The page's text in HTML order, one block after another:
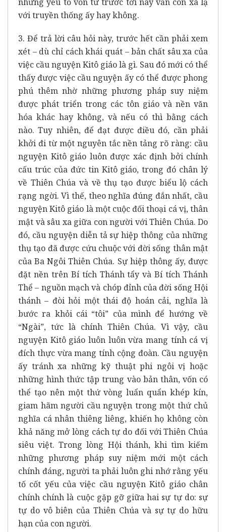
với truyền thống ấy hay không.
3. Để trả lời câu hỏi này, trước hết cần phải xem
xét – dù chỉ cách khái quát – bản chất sâu xa của
việc cầu nguyện Kitô giáo là gì. Sau đó mới có thể
thấy được việc cầu nguyện ấy có thể được phong
phú thêm nhờ những phương pháp suy niệm
được phát triển trong các tôn giáo và nền văn
hóa khác hay không, và nếu có thì bằng cách
nào. Tuy nhiên, để đạt được điều đó, cần phải
khởi đi từ một nguyên tắc nền tảng rõ ràng: cầu
nguyện Kitô giáo luôn được xác định bởi chính
cấu trúc của đức tin Kitô giáo, trong đó chân lý
về Thiên Chúa và về thụ tạo được biểu lộ cách
rạng ngời. Vì thế, theo nghĩa đúng đắn nhất, cầu
nguyện Kitô giáo là một cuộc đối thoại cá vị, thân
mật và sâu xa giữa con người với Thiên Chúa. Do
đó, cầu nguyện diễn tả sự hiệp thông của những
thụ tạo đã được cứu chuộc với đời sống thân mật
của Ba Ngôi Thiên Chúa. Sự hiệp thông ấy, được
đặt nền trên Bí tích Thánh tẩy và Bí tích Thánh
Thể – nguồn mạch và chóp đỉnh của đời sống Hội
thánh – đòi hỏi một thái độ hoán cải, nghĩa là
bước ra khỏi cái “tôi” của mình để hướng về
“Ngài”, tức là chính Thiên Chúa. Vì vậy, cầu
nguyện Kitô giáo luôn luôn vừa mang tính cá vị
đích thực vừa mang tính cộng đoàn. Cầu nguyện
ấy tránh xa những kỹ thuật phi ngôi vị hoặc
những hình thức tập trung vào bản thân, vốn có
thể tạo nên một thứ vòng luẩn quẩn khép kín,
giam hãm người cầu nguyện trong một thứ chủ
nghĩa cá nhân thiêng liêng, khiến họ không còn
khả năng mở lòng cách tự do đối với Thiên Chúa
siêu việt. Trong lòng Hội thánh, khi tìm kiếm
những phương pháp suy niệm mới một cách
chính đáng, người ta phải luôn ghi nhớ rằng yếu
tố cốt yếu của việc cầu nguyện Kitô giáo chân
chính chính là cuộc gặp gỡ giữa hai sự tự do: sự
tự do vô biên của Thiên Chúa và sự tự do hữu
hạn của con người.